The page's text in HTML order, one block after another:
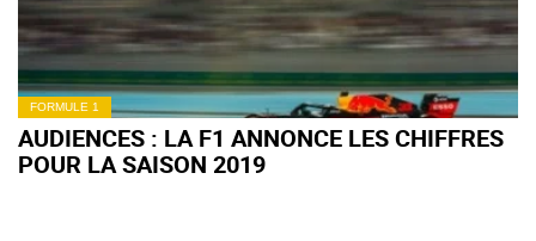
FORMULE 1
AUDIENCES : LA F1 ANNONCE LES CHIFFRES
POUR LA SAISON 2019